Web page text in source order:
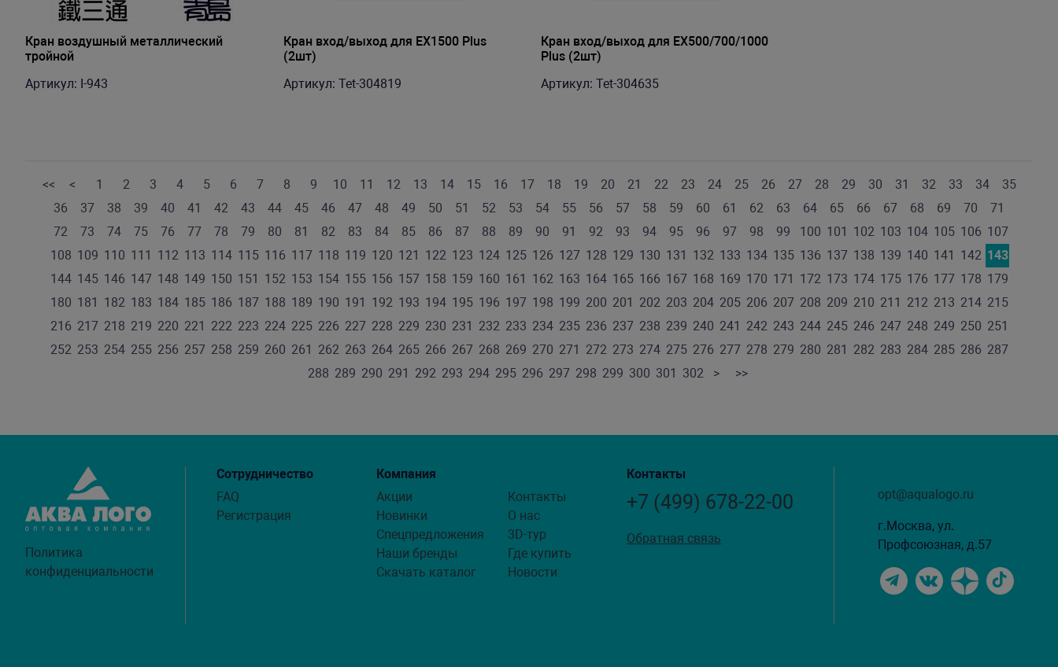
Кран воздушный металлический
тройной
Артикул: I-943
Кран вход/выход для EX1500 Plus
(2шт)
Артикул: Tet-304819
Кран вход/выход для EX500/700/1000
Plus (2шт)
Артикул: Tet-304635
<< < 1 2 3 4 5 6 7 8 9 10 11 12 13 14 15 16 17 18 19 20 21 22 23 24 25 26 27 28 29 30 31 32 33 34
35
36
37 38 39 40 41 42 43 44 45 46 47 48 49 50 51 52 53 54 55 56 57 58 59 60 61 62 63 64 65 66 67 68 69 70
71
72
73 74 75 76 77 78 79 80 81 82 83 84 85 86 87 88 89 90 91 92 93 94 95 96 97 98 99 100 101 102 103 104 105 106 107
108 109 110 111 112 113 114 115 116 117 118 119 120 121 122 123 124 125 126 127 128 129 130 131 132 133 134 135 136 137 138 139 140 141 142 143
144 145 146 147 148 149 150 151 152 153 154 155 156 157 158 159 160 161 162 163 164 165 166 167 168 169 170 171 172 173 174 175 176 177 178 179
180 181 182 183 184 185 186 187 188 189 190 191 192 193 194 195 196 197 198 199 200 201 202 203 204 205 206 207 208 209 210 211 212 213 214 215
216 217 218 219 220 221 222 223 224 225 226 227 228 229 230 231 232 233 234 235 236 237 238 239 240 241 242 243 244 245 246 247 248 249 250 251
252 253 254 255 256 257 258 259 260 261 262 263 264 265 266 267 268 269 270 271 272 273 274 275 276 277 278 279 280 281 282 283 284 285 286 287
288 289 290 291 292 293 294 295 296 297 298 299 300 301 302 > >>
Политика
конфиденциальности
Сотрудничество
FAQ
Регистрация
Компания
Акции
Новинки
Спецпредложения
Наши бренды
Скачать каталог
Контакты
О нас
3D-тур
Где купить
Новости
Контакты
+7 (499) 678-22-00
Обратная связь
opt@aqualogo.ru
г.Москва, ул.
Профсоюзная, д.57